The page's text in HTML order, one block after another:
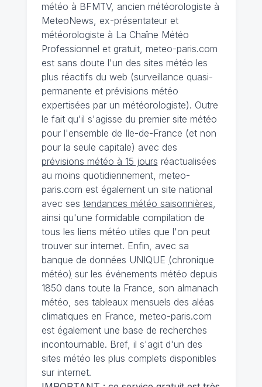
météo à BFMTV, ancien météorologiste à
MeteoNews, ex-présentateur et
météorologiste à La Chaîne Météo
Professionnel et gratuit, meteo-paris.com
est sans doute l'un des sites météo les
plus réactifs du web (surveillance quasi-
permanente et prévisions météo
expertisées par un météorologiste). Outre
le fait qu'il s'agisse du premier site météo
pour l'ensemble de Ile-de-France (et non
pour la seule capitale) avec des
prévisions météo à 15 jours réactualisées
au moins quotidiennement, meteo-
paris.com est également un site national
avec ses tendances météo saisonnières,
ainsi qu'une formidable compilation de
tous les liens météo utiles que l'on peut
trouver sur internet. Enfin, avec sa
banque de données UNIQUE (chronique
météo) sur les événements météo depuis
1850 dans toute la France, son almanach
météo, ses tableaux mensuels des aléas
climatiques en France, meteo-paris.com
est également une base de recherches
incontournable. Bref, il s'agit d'un des
sites météo les plus complets disponibles
sur internet.